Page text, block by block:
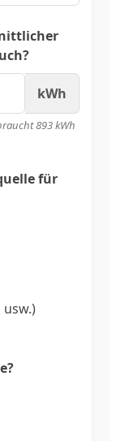
kWh
893 kWh
für
usw.)